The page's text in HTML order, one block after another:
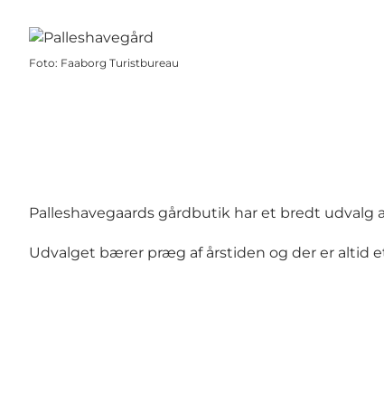
Foto: Faaborg Turistbureau
Palleshavegaards gårdbutik har et bredt
Udvalget bærer præg af årstiden og der er altid